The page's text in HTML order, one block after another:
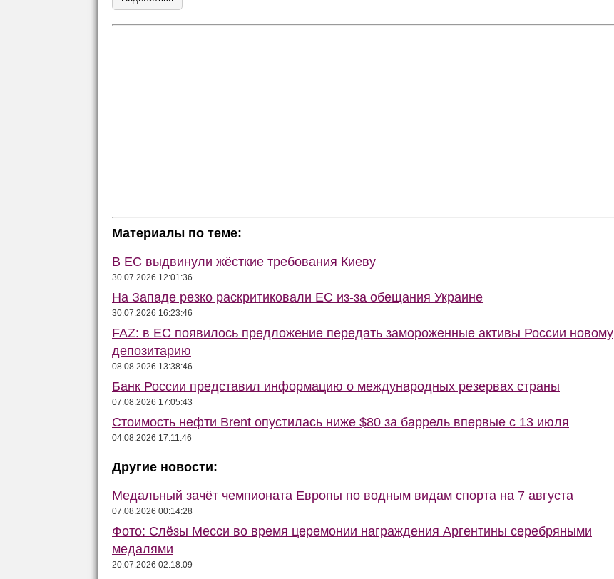
Материалы по теме:
В ЕС выдвинули жёсткие требования Киеву
30.07.2026 12:01:36
На Западе резко раскритиковали ЕС из-за обещания Украине
30.07.2026 16:23:46
FAZ: в ЕС появилось предложение передать замороженные активы России новому
депозитарию
08.08.2026 13:38:46
Банк России представил информацию о международных резервах страны
07.08.2026 17:05:43
Стоимость нефти Brent опустилась ниже $80 за баррель впервые с 13 июля
04.08.2026 17:11:46
Другие новости:
Медальный зачёт чемпионата Европы по водным видам спорта на 7 августа
07.08.2026 00:14:28
Фото: Слёзы Месси во время церемонии награждения Аргентины серебряными
медалями
20.07.2026 02:18:09